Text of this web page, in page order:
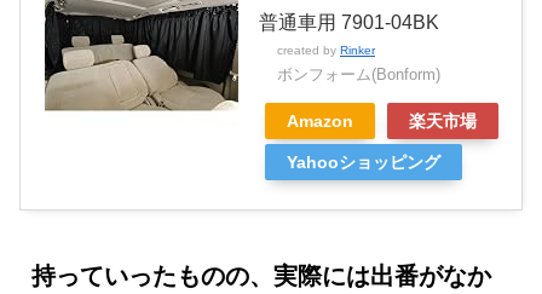
普通車用 7901-04BK
created by Rinker
ボンフォーム(Bonform)
Amazon 楽天市場
Yahooショッピング
持っていったものの、実際には出番がなか